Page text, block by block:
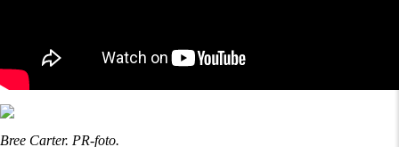
Bree Carter. PR-foto.